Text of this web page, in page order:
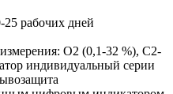
25 рабочих дней